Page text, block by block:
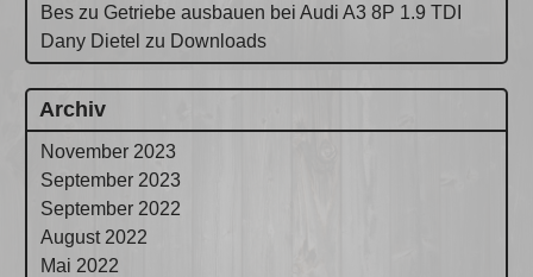
Bes zuGetriebe ausbauen bei Audi A3 8P 1.9 TDI
Dany Dietel zu Downloads
Archiv
November 2023
September 2023
September 2022
August 2022
Mai 2022